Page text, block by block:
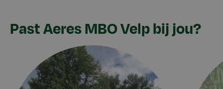
Past Aeres MBO Velp bij jou?